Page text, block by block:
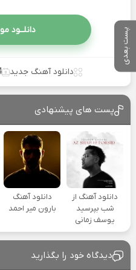
پست بعدی دانلــود
دانلود آهنگ جدید
پست های پیشنهادی
دانلود آهنگ از
شب بپرسید
یوسف زمانی
دانلود آهنگ
بارون میر احمد
دیدگاه خود را بگذارید